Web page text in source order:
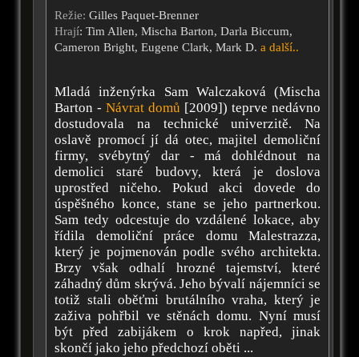
Režie: Gilles Paquet-Brenner
Hrají: Tim Allen, Mischa Barton, Darla Biccum,
Cameron Bright, Eugene Clark, Mark D. a další..
Mladá inženýrka Sam Walczaková (Mischa
Barton -Návrat domů [2009]) teprve nedávno
dostudovala na technické univerzitě. Na
oslavě promocí jí dá otec, majitel demoliční
firmy, svébytný dar - má dohlédnout na
demolici staré budovy, která je doslova
uprostřed ničeho. Pokud akci dovede do
úspěšného konce, stane se jeho partnerkou.
Sam tedy odcestuje do vzdálené lokace, aby
řídila demoliční práce domu Malestrazza,
který je pojmenován podle svého architekta.
Brzy však odhalí hrozné tajemství, které
záhadný dům skrývá. Jeho bývalí nájemníci se
totiž stali oběťmi brutálního vraha, který je
zaživa pohřbil ve stěnách domu. Nyní musí
být před zabijákem o krok napřed, jinak
skončí jako jeho předchozí oběti ...